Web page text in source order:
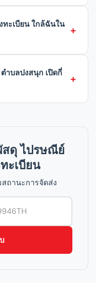
ะเบียน ใกล้ฉันใน
ำบลปงสนุก เปิดกี่
สดุ ไปรษณีย์
ะเบียน
ถานะการจัดส่ง